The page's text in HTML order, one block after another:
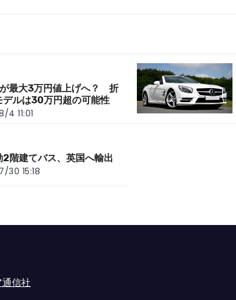
k最大3万円値上げへ？ 折
デルは30万円超の可能性
4 11:01
2階建てバス、英国へ輸出
30 15:18
信社